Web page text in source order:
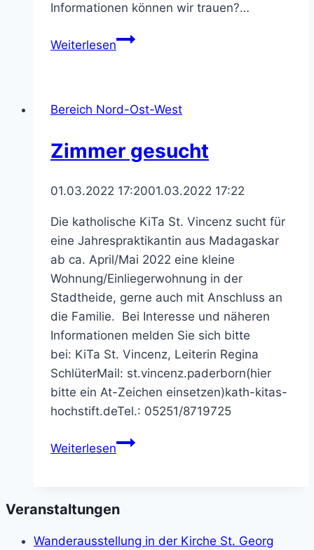
Informationen können wir trauen?…
WeiterlesenGebet
Bereich Nord-Ost-West
Zimmer gesucht
01.03.2022 17:2001.03.2022 17:22
Die katholische KiTa St. Vincenz sucht für
eine Jahrespraktikantin aus Madagaskar
ab ca. April/Mai 2022 eine kleine
Wohnung/Einliegerwohnung in der
Stadtheide, gerne auch mit Anschluss an
die Familie. Bei Interesse und näheren
Informationen melden Sie sich bitte
bei: KiTa St. Vincenz, Leiterin Regina
SchlüterMail: st.vincenz.paderborn(hier
bitte ein At-Zeichen einsetzen)kath-kitas-
hochstift.deTel.: 05251/8719725
WeiterlesenZimmer
Veranstaltungen
Wanderausstellung in der Kirche St. Georg